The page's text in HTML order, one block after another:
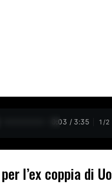
0:04 / 3:35 1 /2
l’ex coppia di